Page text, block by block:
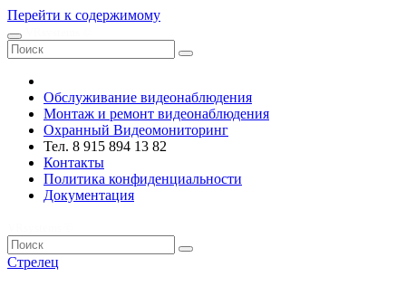
Перейти к содержимому
Обслуживание видеонаблюдения
Монтаж и ремонт видеонаблюдения
Охранный Видеомониторинг
Тел. 8 915 894 13 82
Контакты
Политика конфиденциальности
Документация
Стрелец